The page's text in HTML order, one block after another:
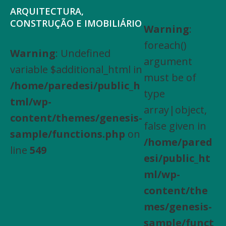
Saltar
para
menu
principal
Skip
content
ARQUITECTURA,
CONSTRUÇÃO E IMOBILIÁRIO
Engenharia
Civil,
Actividades
especializadas
de
construção,
Arrendamento
Warning: Undefined
variable $additional_html in
/home/paredesi/public_h
tml/wp-
content/themes/genesis-
sample/functions.php on
line 549
Warning:
foreach()
argument
must be of
type
array|object,
false given in
/home/pared
esi/public_ht
ml/wp-
content/the
mes/genesis-
sample/funct